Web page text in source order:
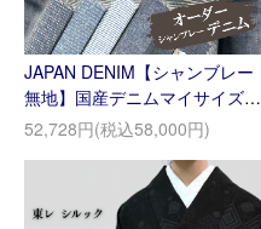
JAPAN DENIM【シャンブレー
無地】国産デニムマイサイズオ
ーダー
52,728円(税込58,000円)